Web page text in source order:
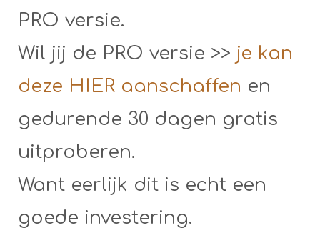
PRO versie.
Wil jij de PRO versie >> je kan
deze HIER aanschaffen en
gedurende 30 dagen gratis
uitproberen.
Want eerlijk dit is echt een
goede investering.